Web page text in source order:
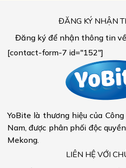
ĐĂNG KÝ NHẬN
Đăng ký để nhận thông tin
[contact-form-7 id="152"]
YoBite là thương hiệu của
Nam, được phân phối độc
Mekong.
LIÊN HỆ VỚI